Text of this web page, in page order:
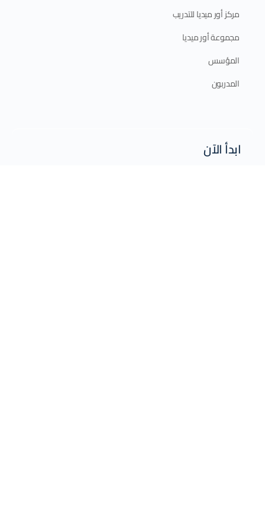
مركز أور ميديا للتدريب
مجموعة أور ميديا
المؤسس
المدربون
ابدأ الآن